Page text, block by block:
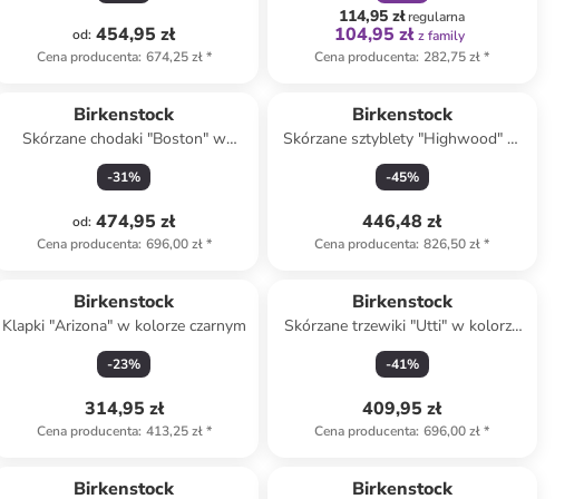
od: 454,95 zł
Cena producenta: 674,25 zł*
114,95 złregularna
104,95 zł z family
Cena producenta: 282,75 zł*
Birkenstock
Skórzane chodaki "Boston" w
kolorze brązowym
-31%
od: 474,95 zł
Cena producenta: 696,00 zł*
Birkenstock
Skórzane sztyblety "Highwood" w
kolorze brązowym
-45%
446,48 zł
Cena producenta: 826,50 zł*
Birkenstock
Klapki "Arizona" w kolorze czarnym
-23%
314,95 zł
Cena producenta: 413,25 zł*
Birkenstock
Skórzane trzewiki "Utti" w kolorze
beżowym
-41%
409,95 zł
Cena producenta: 696,00 zł*
Birkenstock Birkenstock